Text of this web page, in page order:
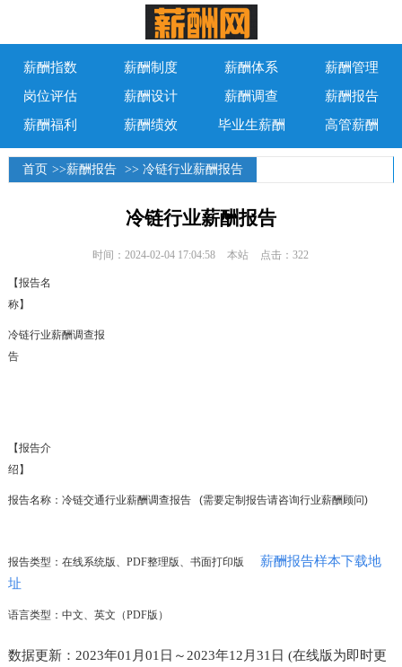
薪酬指数 薪酬制度 薪酬体系
薪酬管理
岗位评估
薪酬设计 薪酬调查
薪酬报告
薪酬福利
薪酬绩效 毕业生薪酬 高管薪酬
首页 >>薪酬报告 >> 冷链行业薪酬报告
冷链行业薪酬报告
时间：2024-02-04 17:04:58 本站 点击：322
【报告名
称】
冷链行业薪酬调查报
告
【报告介
绍】
报告名称：冷链交通行业薪酬调查报告(需要定制报告请咨询行业薪酬顾问)
报告类型：在线系统版、PDF整理版、书面打印版 薪酬报告样本下载地
址
语言类型：中文、英文（PDF版）
数据更新：2023年01月01日～2023年12月31日 (在线版为即时更